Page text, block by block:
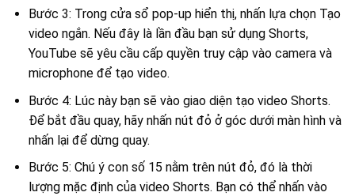
Bước 3: Trong cửa sổ pop-up hiển thị, nhấn lựa chọn Tạo
video ngắn. Nếu đây là lần đầu bạn sử dụng Shorts,
YouTube sẽ yêu cầu cấp quyền truy cập vào camera và
microphone để tạo video.
Bước 4: Lúc này bạn sẽ vào giao diện tạo video Shorts.
Để bắt đầu quay, hãy nhấn nút đỏ ở góc dưới màn hình và
nhấn lại để dừng quay.
Bước 5: Chú ý con số 15 nằm trên nút đỏ, đó là thời
lượng mặc định của video Shorts. Bạn có thể nhấn vào